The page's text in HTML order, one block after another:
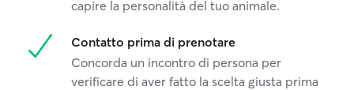
capire la personalità del tuo animale.
Contatto prima di prenotare
Concorda un incontro di persona per
verificare di aver fatto la scelta giusta prima